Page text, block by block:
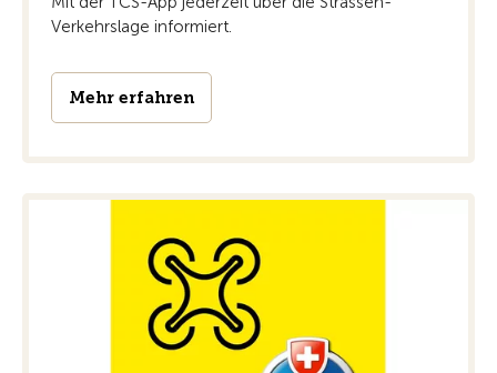
Verkehrslage informiert.
Mehr erfahren